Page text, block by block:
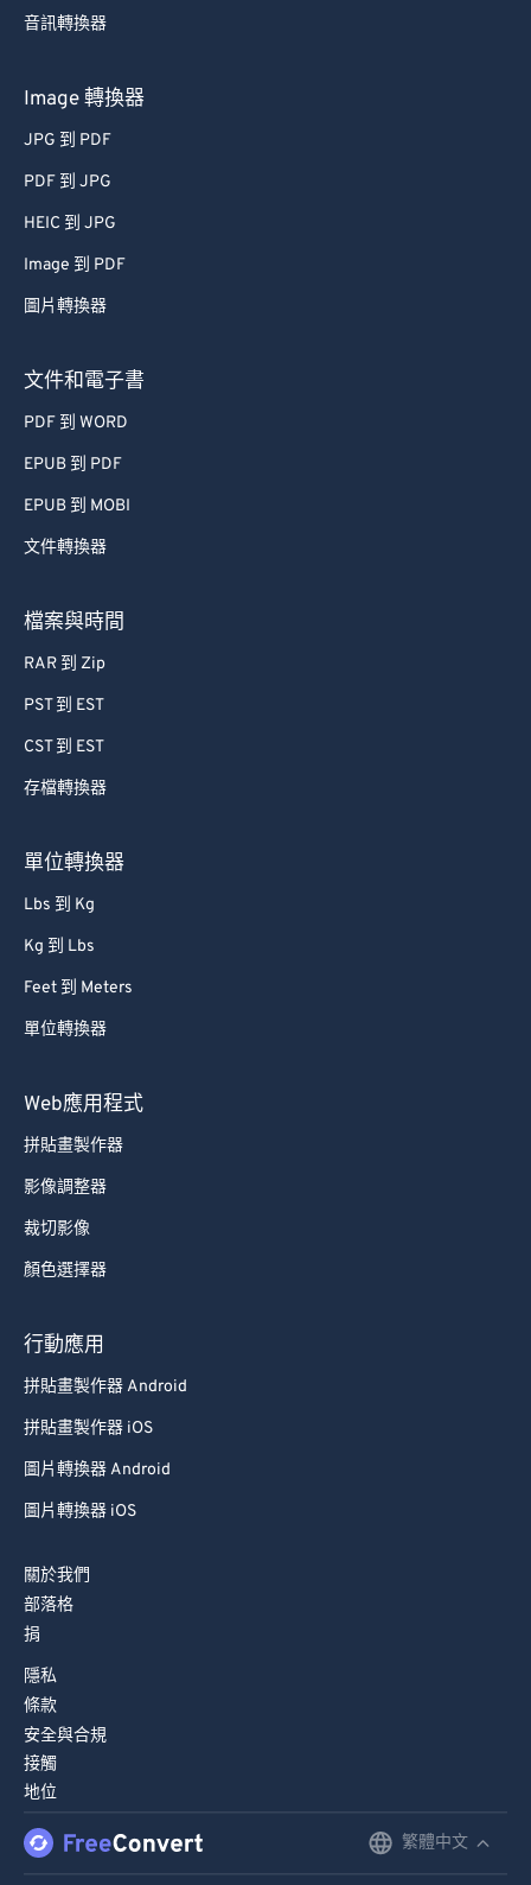
音訊轉換器
Image 轉換器
JPG 到 PDF
PDF 到 JPG
HEIC 到 JPG
Image 到 PDF
圖片轉換器
文件和電子書
PDF 到 WORD
EPUB 到 PDF
EPUB 到 MOBI
文件轉換器
檔案與時間
RAR 到 Zip
PST 到 EST
CST 到 EST
存檔轉換器
單位轉換器
Lbs 到 Kg
Kg 到 Lbs
Feet 到 Meters
單位轉換器
Web應用程式
拼貼畫製作器
影像調整器
裁切影像
顏色選擇器
行動應用
拼貼畫製作器 Android
拼貼畫製作器 iOS
圖片轉換器 Android
圖片轉換器 iOS
關於我們
部落格
捐
隱私
條款
安全與合規
接觸
地位
繁體中文